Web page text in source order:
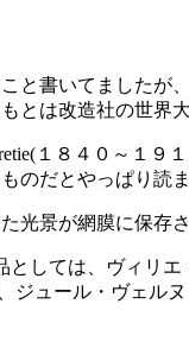
書いてましたが
は改造社の世界
１８４０～１９
のだとやっぱり読
光景が網膜に保存
しては、ヴィリ
ジュール・ヴェル